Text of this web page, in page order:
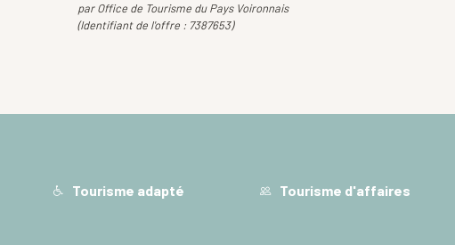
par Office de Tourisme du Pays Voironnais
(Identifiant de l'offre : 7387653)
Tourisme adapté Tourisme d'affaires